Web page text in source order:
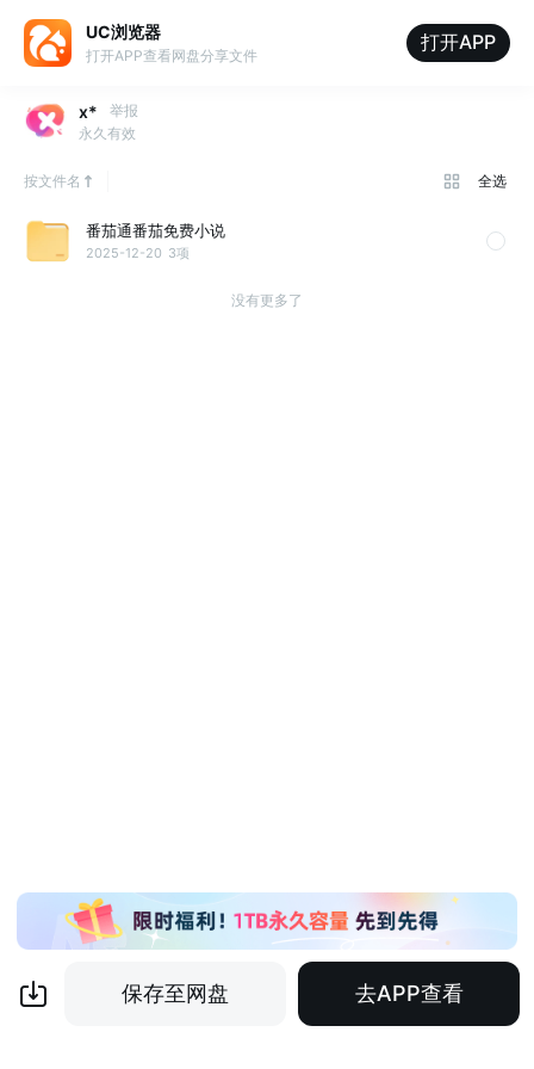
UC浏览器
打开APP查看网盘分享文件
打开APP
x*
举报
永久有效
按文件名 全选
番茄通番茄免费小说
2025-12-20 3项
没有更多了
保存至网盘 去APP查看